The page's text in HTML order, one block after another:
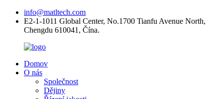
info@matltech.com
E2-1-1011 Global Center, No.1700 Tianfu Avenue North,
Chengdu 610041, Čína.
Domov
O nás
Společnost
Dějiny